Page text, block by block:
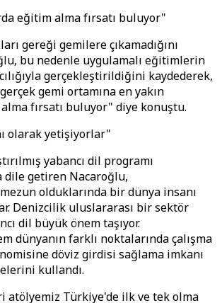
eğitim alma fırsatı buluyor"
gereği gemilere çıkamadığını
bu nedenle uygulamalı eğitimlerin
gerçekleştirildiğini kaydederek,
gemi ortamına en yakın
fırsatı buluyor" diye konuştu.
olarak yetişiyorlar"
yabancı dil programı
dile getiren Nacaroğlu,
olduklarında bir dünya insanı
Denizcilik uluslararası bir sektör
dil büyük önem taşıyor.
dünyanın farklı noktalarında çalışma
döviz girdisi sağlama imkanı
kullandı.
atölyemiz Türkiye'de ilk ve tek olma